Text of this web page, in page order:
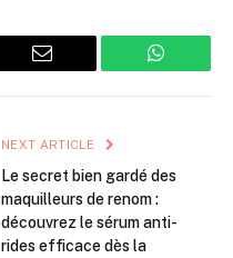
Email
NEXT ARTICLE
Le secret bien gardé des
maquilleurs de renom :
découvrez le sérum anti-
rides efficace dès la